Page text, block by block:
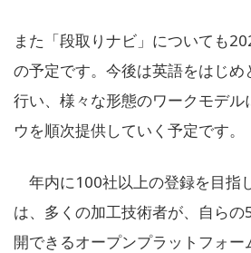
また「段取りナビ」についても
の予定です。今後は英語をはじめ
行い、様々な形態のワークモデル
ウを順次提供していく予定です。
年内に100社以上の登録を目指
は、多くの加工技術者が、自ら
開できるオープンプラットフォ